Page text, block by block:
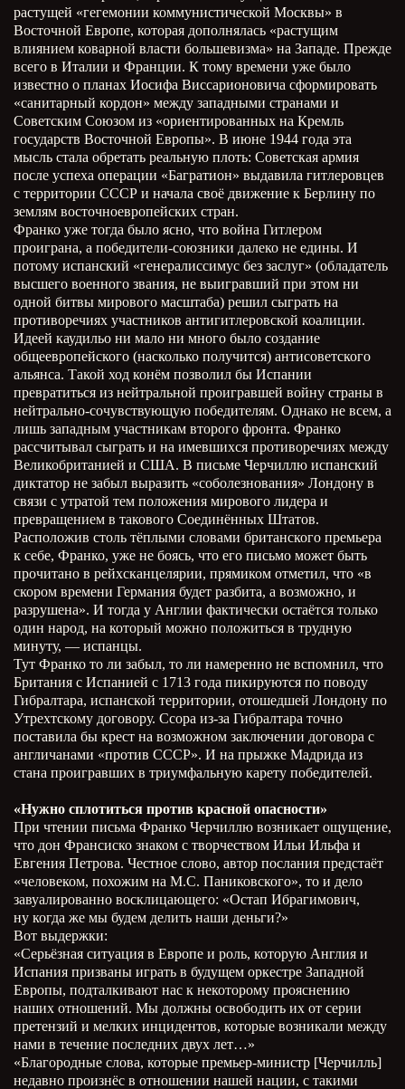
растущей «гегемонии коммунистической Москвы» в
Восточной Европе, которая дополнялась «растущим
влиянием коварной власти большевизма» на Западе. Прежде
всего в Италии и Франции. К тому времени уже было
известно о планах Иосифа Виссарионовича сформировать
«санитарный кордон» между западными странами и
Советским Союзом из «ориентированных на Кремль
государств Восточной Европы». В июне 1944 года эта
мысль стала обретать реальную плоть: Советская армия
после успеха операции «Багратион» выдавила гитлеровцев
с территории СССР и начала своё движение к Берлину по
землям восточноевропейских стран.
Франко уже тогда было ясно, что война Гитлером
проиграна, а победители-союзники далеко не едины. И
потому испанский «генералиссимус без заслуг» (обладатель
высшего военного звания, не выигравший при этом ни
одной битвы мирового масштаба) решил сыграть на
противоречиях участников антигитлеровской коалиции.
Идеей каудильо ни мало ни много было создание
общеевропейского (насколько получится) антисоветского
альянса. Такой ход конём позволил бы Испании
превратиться из нейтральной проигравшей войну страны в
нейтрально-сочувствующую победителям. Однако не всем, а
лишь западным участникам второго фронта. Франко
рассчитывал сыграть и на имевшихся противоречиях между
Великобританией и США. В письме Черчиллю испанский
диктатор не забыл выразить «соболезнования» Лондону в
связи с утратой тем положения мирового лидера и
превращением в такового Соединённых Штатов.
Расположив столь тёплыми словами британского премьера
к себе, Франко, уже не боясь, что его письмо может быть
прочитано в рейхсканцелярии, прямиком отметил, что «в
скором времени Германия будет разбита, а возможно, и
разрушена». И тогда у Англии фактически остаётся только
один народ, на который можно положиться в трудную
минуту, — испанцы.
Тут Франко то ли забыл, то ли намеренно не вспомнил, что
Британия с Испанией с 1713 года пикируются по поводу
Гибралтара, испанской территории, отошедшей Лондону по
Утрехтскому договору. Ссора из-за Гибралтара точно
поставила бы крест на возможном заключении договора с
англичанами «против СССР». И на прыжке Мадрида из
стана проигравших в триумфальную карету победителей.
«Нужно сплотиться против красной опасности»
При чтении письма Франко Черчиллю возникает ощущение,
что дон Франсиско знаком с творчеством Ильи Ильфа и
Евгения Петрова. Честное слово, автор послания предстаёт
«человеком, похожим на М.С. Паниковского», то и дело
завуалированно восклицающего: «Остап Ибрагимович,
ну когда же мы будем делить наши деньги?»
Вот выдержки:
«Серьёзная ситуация в Европе и роль, которую Англия и
Испания призваны играть в будущем оркестре Западной
Европы, подталкивают нас к некоторому прояснению
наших отношений. Мы должны освободить их от серии
претензий и мелких инцидентов, которые возникали между
нами в течение последних двух лет…»
«Благородные слова, которые премьер-министр [Черчилль]
недавно произнёс в отношении нашей нации, с такими